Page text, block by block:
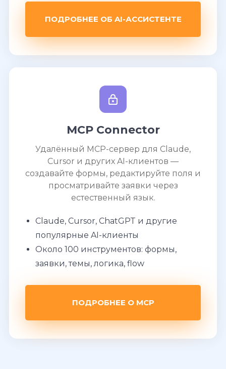
ПОДРОБНЕЕ ОБ AI-АССИСТЕНТЕ
MCP Connector
Удалённый MCP-сервер для Claude,
Cursor и других AI-клиентов —
создавайте формы, редактируйте поля и
просматривайте заявки через
естественный язык.
Claude, Cursor, ChatGPT и другие
популярные AI-клиенты
Около 100 инструментов: формы,
заявки, темы, логика, flow
ПОДРОБНЕЕ О MCP